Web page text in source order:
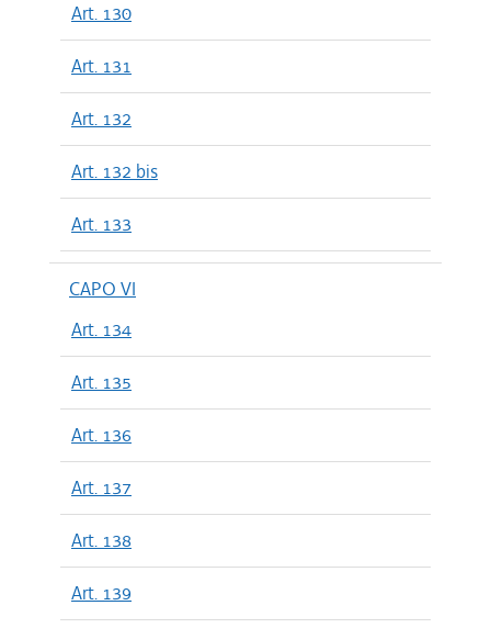
Art. 130
Art. 131
Art. 132
Art. 132 bis
Art. 133
CAPO VI
Art. 134
Art. 135
Art. 136
Art. 137
Art. 138
Art. 139